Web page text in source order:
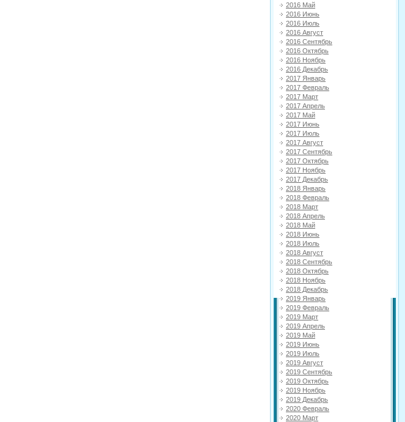
2016 Май
2016 Июнь
2016 Июль
2016 Август
2016 Сентябрь
2016 Октябрь
2016 Ноябрь
2016 Декабрь
2017 Январь
2017 Февраль
2017 Март
2017 Апрель
2017 Май
2017 Июнь
2017 Июль
2017 Август
2017 Сентябрь
2017 Октябрь
2017 Ноябрь
2017 Декабрь
2018 Январь
2018 Февраль
2018 Март
2018 Апрель
2018 Май
2018 Июнь
2018 Июль
2018 Август
2018 Сентябрь
2018 Октябрь
2018 Ноябрь
2018 Декабрь
2019 Январь
2019 Февраль
2019 Март
2019 Апрель
2019 Май
2019 Июнь
2019 Июль
2019 Август
2019 Сентябрь
2019 Октябрь
2019 Ноябрь
2019 Декабрь
2020 Февраль
2020 Март